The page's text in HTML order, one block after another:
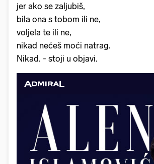
jer ako se zaljubiš,
bila ona s tobom ili ne,
voljela te ili ne,
nikad nećeš moći natrag.
Nikad. - stoji u objavi.